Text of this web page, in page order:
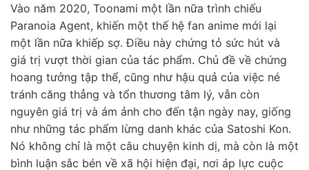
Vào năm 2020, Toonami một lần nữa trình chiếu
Paranoia Agent, khiến một thế hệ fan anime mới lại
một lần nữa khiếp sợ. Điều này chứng tỏ sức hút và
giá trị vượt thời gian của tác phẩm. Chủ đề về chứng
hoang tưởng tập thể, cũng như hậu quả của việc né
tránh căng thẳng và tổn thương tâm lý, vẫn còn
nguyên giá trị và ám ảnh cho đến tận ngày nay, giống
như những tác phẩm lừng danh khác của Satoshi Kon.
Nó không chỉ là một câu chuyện kinh dị, mà còn là một
bình luận sắc bén về xã hội hiện đại, nơi áp lực cuộc